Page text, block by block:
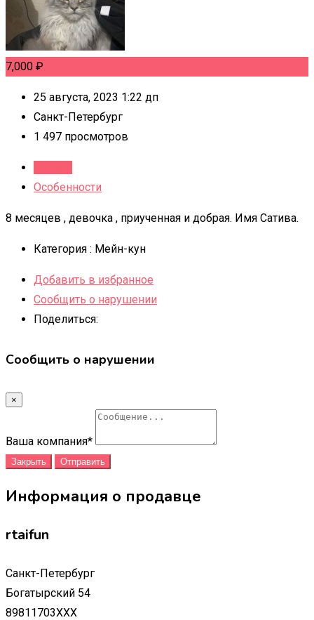
7,000 ₽
25 августа, 2023 1:22 дп
Санкт-Петербург
1 497 просмотров
Особенности
8 месяцев , девочка , приученная и добрая. Имя Сатива.
Категория : Мейн-кун
Добавить в избранное
Сообщить о нарушении
Поделиться:
Сообщить о нарушении
×
Ваша компания*
Закрыть Отправить
Информация о продавце
rtaifun
Санкт-Петербург
Богатырский 54
89811703XXX